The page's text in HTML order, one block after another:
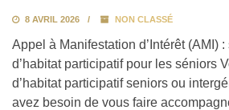
8 AVRIL 2026 NON CLASSÉ
Appel à Manifestation d’Intérêt (AMI)
d’habitat participatif pour les séniors
d’habitat participatif seniors ou
avez besoin de vous faire